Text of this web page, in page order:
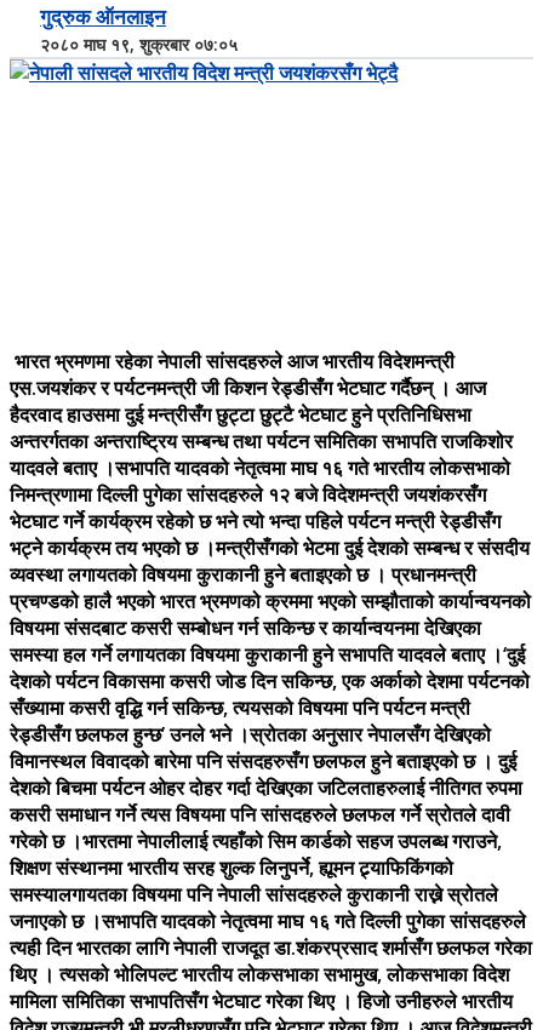
गुद्रुक ऑनलाइन
२०८० माघ १९, शुक्रबार ०७:०५
भारत भ्रमणमा रहेका नेपाली सांसदहरुले आज भारतीय विदेशमन्त्री
एस.जयशंकर र पर्यटनमन्त्री जी किशन रेड्डीसँग भेटघाट गर्दैछन् । आज
हैदरवाद हाउसमा दुई मन्त्रीसँग छुट्टा छुट्टै भेटघाट हुने प्रतिनिधिसभा
अन्तरर्गतका अन्तराष्ट्रिय सम्बन्ध तथा पर्यटन समितिका सभापति राजकिशोर
यादवले बताए ।सभापति यादवको नेतृत्वमा माघ १६ गते भारतीय लोकसभाको
निमन्त्रणामा दिल्ली पुगेका सांसदहरुले १२ बजे विदेशमन्त्री जयशंकरसँग
भेटघाट गर्ने कार्यक्रम रहेको छ भने त्यो भन्दा पहिले पर्यटन मन्त्री रेड्डीसँग
भट्ने कार्यक्रम तय भएको छ ।मन्त्रीसँगको भेटमा दुई देशको सम्बन्ध र संसदीय
व्यवस्था लगायतको विषयमा कुराकानी हुने बताइएको छ । प्रधानमन्त्री
प्रचण्डको हालै भएको भारत भ्रमणको क्रममा भएको सम्झौताको कार्यान्वयनको
विषयमा संसदबाट कसरी सम्बोधन गर्न सकिन्छ र कार्यान्वयनमा देखिएका
समस्या हल गर्ने लगायतका विषयमा कुराकानी हुने सभापति यादवले बताए ।‘दुई
देशको पर्यटन विकासमा कसरी जोड दिन सकिन्छ, एक अर्काको देशमा पर्यटनको
सँख्यामा कसरी वृद्धि गर्न सकिन्छ, त्ययसको विषयमा पनि पर्यटन मन्त्री
रेड्डीसँग छलफल हुन्छ’ उनले भने ।स्रोतका अनुसार नेपालसँग देखिएको
विमानस्थल विवादको बारेमा पनि संसदहरुसँग छलफल हुने बताइएको छ । दुई
देशको बिचमा पर्यटन ओहर दोहर गर्दा देखिएका जटिलताहरुलाई नीतिगत रुपमा
कसरी समाधान गर्ने त्यस विषयमा पनि सांसदहरुले छलफल गर्ने स्रोतले दावी
गरेको छ ।भारतमा नेपालीलाई त्यहाँको सिम कार्डको सहज उपलब्ध गराउने,
शिक्षण संस्थानमा भारतीय सरह शुल्क लिनुपर्ने, ह्यूमन ट्र्याफिकिंगको
समस्यालगायतका विषयमा पनि नेपाली सांसदहरुले कुराकानी राख्ने स्रोतले
जनाएको छ ।सभापति यादवको नेतृत्वमा माघ १६ गते दिल्ली पुगेका सांसदहरुले
त्यही दिन भारतका लागि नेपाली राजदूत डा.शंकरप्रसाद शर्मासँग छलफल गरेका
थिए । त्यसको भोलिपल्ट भारतीय लोकसभाका सभामुख, लोकसभाका विदेश
मामिला समितिका सभापतिसँग भेटघाट गरेका थिए । हिजो उनीहरुले भारतीय